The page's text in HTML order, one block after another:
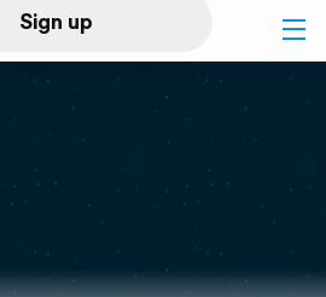
Sign up
Log in